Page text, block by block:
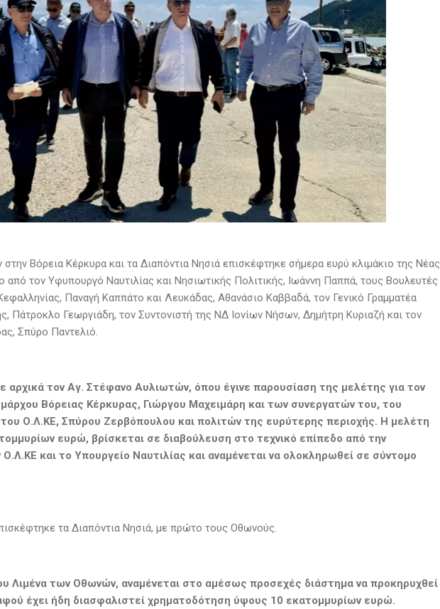
Βόρεια Κέρκυρα και τα Διαπόντια Νησιά επισκέφτηκε σήμερα ευρύ κλιμάκιο της Νέας
από τον Υφυπουργό Ναυτιλίας και Νησιωτικής Πολιτικής, Ιωάννη Παππά, τους Βουλευτές
Παναγή Καππάτο και Λευκάδας, Aθανάσιο Καββαδά, τον Γενικό Γραμματέα
Πάτροκλο Γεωργιάδη, τον Συντονιστή της ΝΔ Ιονίων Νήσων, Δημήτρη Κυριαζή και τον
Σπύρο Παντελιό.
αρχικά τον Αγ. Στέφανο Αυλιωτών, όπου έγινε παρουσίαση της μελέτης για τον
Βόρειας Κέρκυρας, Γιώργου Μαχειμάρη και των συνεργατών του, του
Ο.Λ.ΚΕ, Σπύρου Ζερβόπουλου και πολιτών της ευρύτερης περιοχής. Η μελέτη
ευρώ, βρίσκεται σε διαβούλευση στο τεχνικό επίπεδο από την
και το Υπουργείο Ναυτιλίας και αναμένεται να ολοκληρωθεί σε σύντομο
τα Διαπόντια Νησιά, με πρώτο τους Οθωνούς.
Λιμένα των Οθωνών, αναμένεται στο αμέσως προσεχές διάστημα να προκηρυχθεί
έχει ήδη διασφαλιστεί χρηματοδότηση ύψους 10 εκατομμυρίων ευρώ.